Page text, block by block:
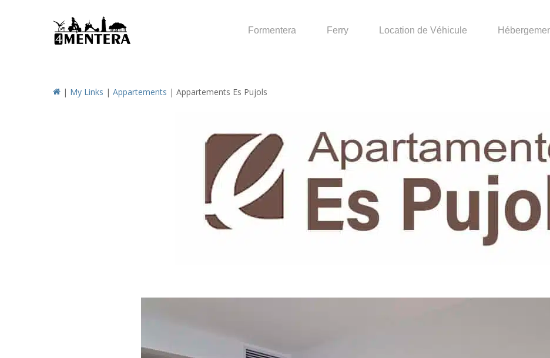
Formentera Ferry Location de Véhicule
| My Links | Appartements | Appartements Es Pujols